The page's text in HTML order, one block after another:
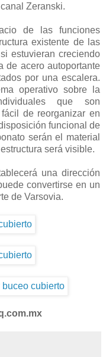
Zeranski.
de las funciones
existente de las
estuvieran creciendo
de acero autoportante
por una escalera.
operativo sobre la
que son
de reorganizar en
funcional de
serán el material
será visible.
una dirección
convertirse en un
de Varsovia.